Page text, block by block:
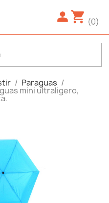
(0)
Paraguas
mini ultraligero,